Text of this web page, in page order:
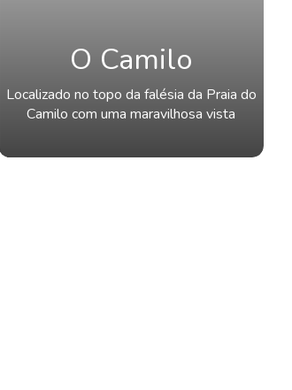
O Camilo
Localizado no topo da falésia da Praia do
Camilo com uma maravilhosa vista